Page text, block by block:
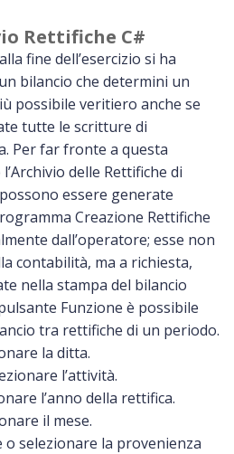
Rettifiche C#
fine dell’esercizio si ha
bilancio che determini un
possibile veritiero anche se
tutte le scritture di
Per far fronte a questa
delle Rettifiche di
essere generate
Creazione Rettifiche
dall’operatore; esse non
contabilità, ma a richiesta,
nella stampa del bilancio
Funzione è possibile
tra rettifiche di un periodo.
la ditta.
l’attività.
l’anno della rettifica.
il mese.
o selezionare la provenienza